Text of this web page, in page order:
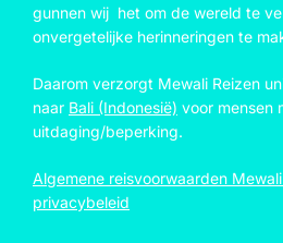
gunnen wij het om de wereld te
onvergetelijke herinneringen te
Daarom verzorgt Mewali Reizen
naar Bali (Indonesië) voor mensen
uitdaging/beperking.
Algemene reisvoorwaarden
privacybeleid